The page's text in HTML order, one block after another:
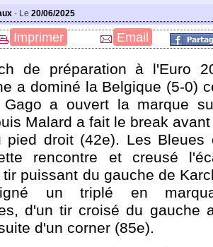
- Le 20/06/2025
Imprimer Email
de préparation à l'Euro
a dominé la Belgique (5-0)
Gago a ouvert la marque
Malard a fait le break
droit (42e). Les Bleues
rencontre et creusé
puissant du gauche de
un triplé en
d'un tir croisé du gauche
d'un corner (85e).